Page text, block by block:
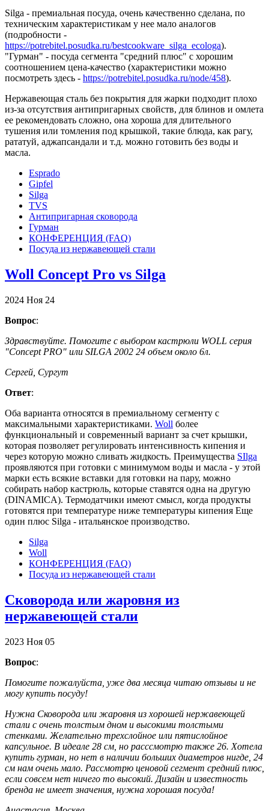
Silga - премиальная посуда, очень качественно сделана, по
техническим характеристикам у нее мало аналогов
(подробности -
https://potrebitel.posudka.ru/bestcookware_silga_ecologa).
"Гурман" - посуда сегмента "средний плюс" с хорошим
соотношением цена-качество (характеристики можно
посмотреть здесь - https://potrebitel.posudka.ru/node/458).
Нержавеющая сталь без покрытия для жарки подходит плохо
из-за отсутствия антипригарных свойств, для блинов и омлета
ее рекомендовать сложно, она хороша для длительного
тушения или томления под крышкой, такие блюда, как рагу,
рататуй, аджапсандали и т.д. можно готовить без воды и
масла.
Esprado
Gipfel
Silga
TVS
Антипригарная сковорода
Гурман
КОНФЕРЕНЦИЯ (FAQ)
Посуда из нержавеющей стали
Woll Concept Pro vs Silga
2024 Ноя 24
Вопрос:
Здравствуйте. Помогите с выбором кастрюли WOLL серия
"Concept PRO" или SILGA 2002 24 объем около 6л.
Сергей, Сургут
Ответ:
Оба варианта относятся в премиальному сегменту с
максимальными характеристиками. Woll более
функциональный и современный вариант за счет крышки,
которая позволяет регулировать интенсивность кипения и
через которую можно сливать жидкость. Преимущества SIlga
проявляются при готовки с минимумом воды и масла - у этой
марки есть всякие вставки для готовки на пару, можно
собирать набор кастрюль, которые ставятся одна на другую
(DINAMICA). Термодатчики имеют смысл, когда продукты
готовятся при температуре ниже температуры кипения Еще
один плюс Silga - итальянское производство.
Silga
Woll
КОНФЕРЕНЦИЯ (FAQ)
Посуда из нержавеющей стали
Сковорода или жаровня из
нержавеющей стали
2023 Ноя 05
Вопрос:
Помогите пожалуйста, уже два месяца читаю отзывы и не
могу купить посуду!
Нужна Сковорода или жаровня из хорошей нержавеющей
стали с очень толстым дном и высокими толстыми
стенками. Желательно трехслойное или пятислойное
капсульное. В идеале 28 см, но расссмотрю также 26. Хотела
купить гурман, но нет в наличии больших диаметров нигде, 24
см нам очень мало. Рассмотрю ценовой сегмент средний плюс,
если совсем нет ничего то высокий. Дизайн и известность
бренда не имеет значения, нужна хорошая посуда!